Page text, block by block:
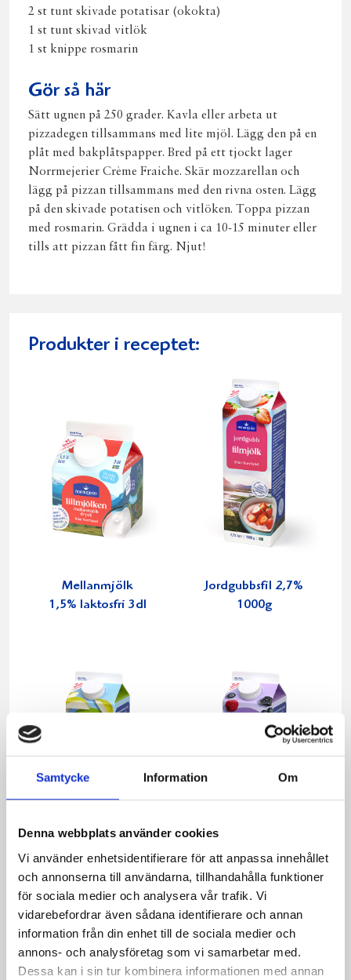
Samtycke Information Om
Denna webbplats använder cookies
Vi använder enhetsidentifierare för att anpassa innehållet
och annonserna till användarna, tillhandahålla funktioner
för sociala medier och analysera vår trafik. Vi
vidarebefordrar även sådana identifierare och annan
information från din enhet till de sociala medier och
annons- och analysföretag som vi samarbetar med.
Dessa kan i sin tur kombinera informationen med annan
2 st tunt skivade potatisar (okokta)
1 st tunt skivad vitlök
1 st knippe rosmarin
Gör så här
Sätt ugnen på 250 grader. Kavla eller arbeta ut
pizzadegen tillsammans med lite mjöl. Lägg den på en
plåt med bakplåtspapper. Bred på ett tjockt lager
Norrmejerier Crème Fraiche. Skär mozzarellan och
lägg på pizzan tillsammans med den rivna osten. Lägg
på den skivade potatisen och vitlöken. Toppa pizzan
med rosmarin. Grädda i ugnen i ca 10-15 minuter eller
tills att pizzan fått fin färg. Njut!
Produkter i receptet:
Mellanmjölk
1,5% laktosfri 3dl
Jordgubbsfil 2,7%
1000g
Päronfil 2,7%
1000g
Skogsbärsfil 2,7%
1000g